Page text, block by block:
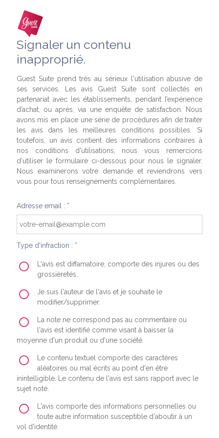
Signaler un contenu
inapproprié.
Guest Suite prend très au sérieux l'utilisation abusive de
ses services. Les avis Guest Suite sont collectés en
partenariat avec les établissements, pendant l’expérience
d’achat, ou après, via une enquête de satisfaction. Nous
avons mis en place une série de procédures afin de traiter
les avis dans les meilleures conditions possibles. Si
toutefois, un avis contient des informations contraires à
nos conditions d'utilisations, nous vous remercions
d'utiliser le formulaire ci-dessous pour nous le signaler.
Nous examinerons votre demande et reviendrons vers
vous pour tous renseignements complémentaires.
Adresse email : *
Type d'infraction : *
L'avis est diffamatoire, comporte des injures ou des
grossièretés.
Je suis l'auteur de l'avis et je souhaite le
modifier/supprimer.
La note ne correspond pas au commentaire ou
l'avis est identifié comme visant à baisser la
moyenne d'un produit ou d'une société.
Le contenu textuel comporte des caractères
aléatoires ou mal écrits au point d'en être
inintelligible. Le contenu de l'avis est sans rapport avec le
sujet noté.
L'avis comporte des informations personnelles ou
toute autre information susceptible d'aboutir à un
vol d'identité.